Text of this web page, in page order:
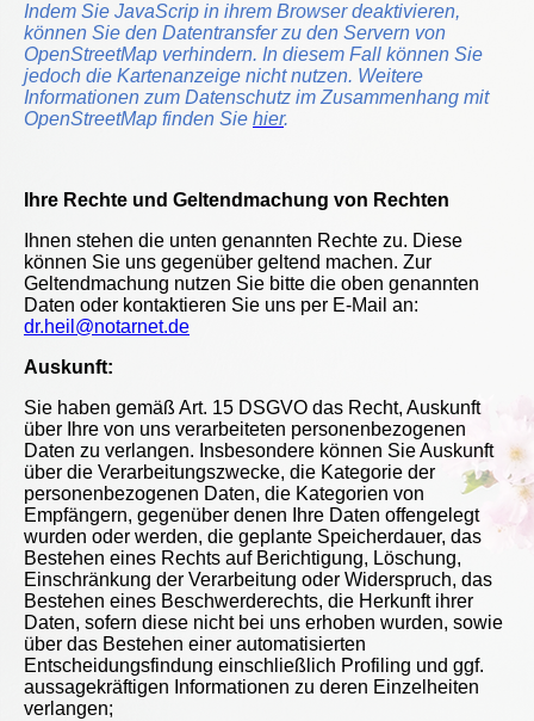
Indem Sie JavaScrip in ihrem Browser deaktivieren,
können Sie den Datentransfer zu den Servern von
OpenStreetMap verhindern. In diesem Fall können Sie
jedoch die Kartenanzeige nicht nutzen. Weitere
Informationen zum Datenschutz im Zusammenhang mit
OpenStreetMap finden Sie hier.
Ihre Rechte und Geltendmachung von Rechten
Ihnen stehen die unten genannten Rechte zu. Diese
können Sie uns gegenüber geltend machen. Zur
Geltendmachung nutzen Sie bitte die oben genannten
Daten oder kontaktieren Sie uns per E-Mail an:
dr.heil@notarnet.de
Auskunft:
Sie haben gemäß Art. 15 DSGVO das Recht, Auskunft
über Ihre von uns verarbeiteten personenbezogenen
Daten zu verlangen. Insbesondere können Sie Auskunft
über die Verarbeitungszwecke, die Kategorie der
personenbezogenen Daten, die Kategorien von
Empfängern, gegenüber denen Ihre Daten offengelegt
wurden oder werden, die geplante Speicherdauer, das
Bestehen eines Rechts auf Berichtigung, Löschung,
Einschränkung der Verarbeitung oder Widerspruch, das
Bestehen eines Beschwerderechts, die Herkunft ihrer
Daten, sofern diese nicht bei uns erhoben wurden, sowie
über das Bestehen einer automatisierten
Entscheidungsfindung einschließlich Profiling und ggf.
aussagekräftigen Informationen zu deren Einzelheiten
verlangen;